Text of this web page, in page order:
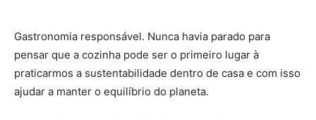
Gastronomia responsável. Nunca havia parado para
pensar que a cozinha pode ser o primeiro lugar à
praticarmos a sustentabilidade dentro de casa e com isso
ajudar a manter o equilíbrio do planeta.